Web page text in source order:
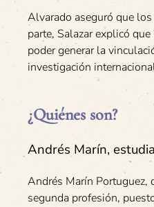
Alvarado aseguró que
parte, Salazar explicó
poder generar la
investigación
¿Quiénes son?
Andrés Marín,
Andrés Marín Portuguez,
segunda profesión,